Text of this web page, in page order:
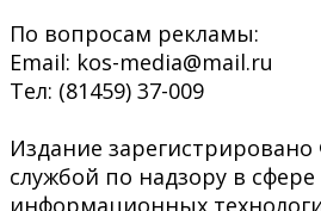
По вопросам рекламы:
Email: kos-media@mail.ru
Тел: (81459) 37-009
Издание
службой по надзору в сфере
информационных